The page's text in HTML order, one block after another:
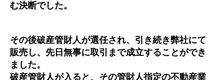
む決断でした。
その後破産管財人が選任され、引き続き弊社にて
販売し、先日無事に取引まで成立することができ
ました。
破産管財人が入ると、その管財人指定の不動産業